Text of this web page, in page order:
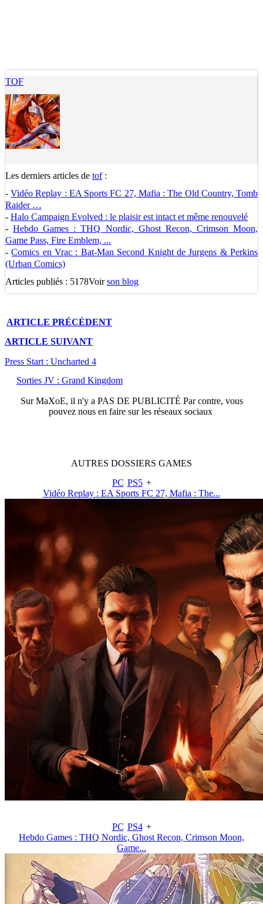
TOF
Les derniers articles de tof:
-Vidéo Replay : EA Sports FC 27, Mafia : The Old Country, Tomb
Raider …
- Halo Campaign Evolved : le plaisir est intact et même renouvelé
-Hebdo Games : THQ Nordic, Ghost Recon, Crimson Moon,
Game Pass, Fire Emblem, ...
-Comics en Vrac : Bat-Man Second Knight de Jurgens & Perkins
(Urban Comics)
Articles publiés : 5178Voirson blog
ARTICLE PRÉCÉDENT
ARTICLE SUIVANT
Press Start : Uncharted 4
Sorties JV : Grand Kingdom
SurMaXoE, il n'y a PAS DE PUBLICITÉ Par contre, vous
pouvez nous en faire sur les réseaux sociaux
AUTRES DOSSIERS GAMES
PC PS5 +
Vidéo Replay : EA Sports FC 27, Mafia : The...
PC PS4 +
Hebdo Games : THQ Nordic, Ghost Recon, Crimson Moon,
Game...